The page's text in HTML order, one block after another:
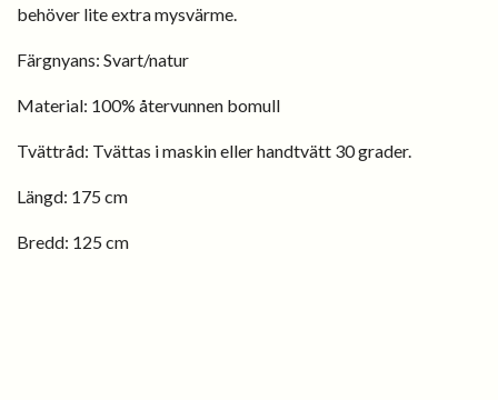
behöver lite extra mysvärme.
Färgnyans: Svart/natur
Material: 100% återvunnen bomull
Tvättråd: Tvättas i maskin eller handtvätt 30 grader.
Längd: 175 cm
Bredd: 125 cm